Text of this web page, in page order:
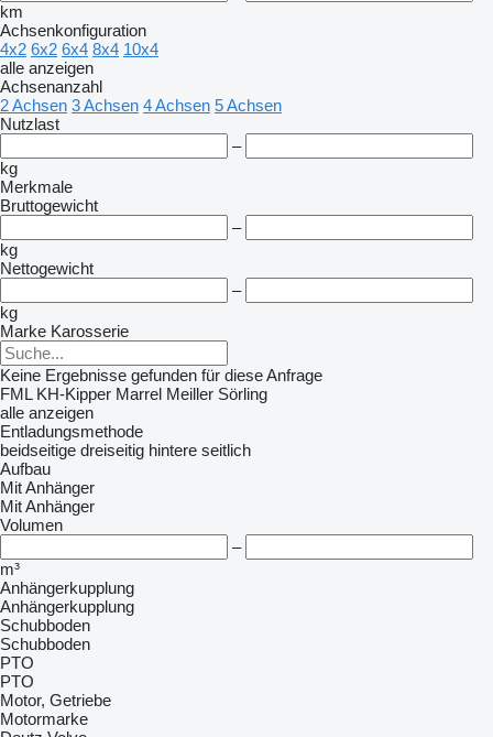
km
Achsenkonfiguration
4x2 6x2 6x4 8x4 10x4
alle anzeigen
Achsenanzahl
2 Achsen 3 Achsen 4 Achsen 5 Achsen
Nutzlast
–
kg
Merkmale
Bruttogewicht
–
kg
Nettogewicht
–
kg
Marke Karosserie
Keine Ergebnisse gefunden für diese Anfrage
FML KH-Kipper Marrel Meiller Sörling
alle anzeigen
Entladungsmethode
beidseitige dreiseitig hintere seitlich
Aufbau
Mit Anhänger
Mit Anhänger
Volumen
–
m³
Anhängerkupplung
Anhängerkupplung
Schubboden
Schubboden
PTO
PTO
Motor, Getriebe
Motormarke